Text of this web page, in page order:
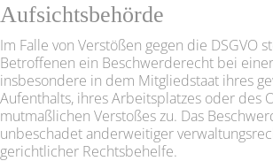
Aufsichts­behörde
Im Falle von Verstößen gegen die DSGVO
Betroffenen ein Beschwerderecht bei
insbesondere in dem Mitgliedstaat ihres
Aufenthalts, ihres Arbeitsplatzes oder des
mutmaßlichen Verstoßes zu. Das
unbeschadet anderweitiger
gerichtlicher Rechtsbehelfe.